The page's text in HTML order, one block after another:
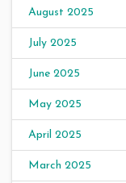
August 2025
July 2025
June 2025
May 2025
April 2025
March 2025